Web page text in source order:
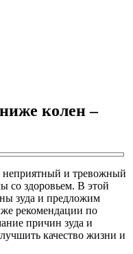
колен –
неприятный и тревожный
со здоровьем. В этой
зуда и предложим
рекомендации по
причин зуда и
качество жизни и